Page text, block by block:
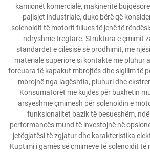
kamionët komercialë, makineritë
pajisjet industriale, duke bërë që
solenoidit të motorit fillues të jenë të
ndryshme tregtare. Struktura e çmimit
standardet e cilësisë së prodhimit, me
materiale superiore si kontakte me pluhur
forcuara të kapakut mbrojtës dhe sigilim të
mbrojnë nga lagështia, pluhuri dhe
Konsumatorët me kujdes për buxhetin
arsyeshme çmimesh për solenoidin e
funksionalitet bazik të besueshëm,
performancës mund të investojnë në
jetëgjatësi të zgjatur dhe karakteristika
Kuptimi i gamës së çmimeve të solenoidit